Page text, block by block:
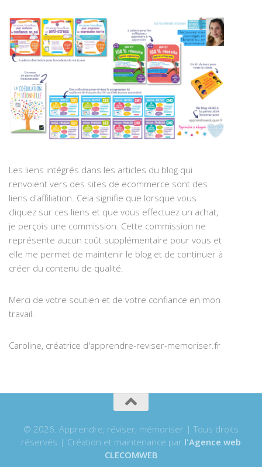
Les liens intégrés dans les articles du blog qui
renvoient vers des sites de ecommerce sont des
liens d'affiliation. Cela signifie que lorsque vous
cliquez sur ces liens et que vous effectuez un achat,
je perçois une commission. Cette commission ne
représente aucun coût supplémentaire pour vous et
elle me permet de maintenir le blog et de continuer à
créer du contenu de qualité.
Merci de votre soutien et de votre confiance en mon
travail.
Caroline, créatrice d'apprendre-reviser-memoriser.fr
© 2026. Apprendre, réviser, mémoriser | Tous droits
réservés | Création et maintenance par l'Agence web
CLECOMWEB